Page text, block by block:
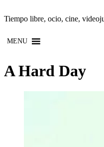
Tiempo libre, ocio, cine,
MENU
A Hard Day